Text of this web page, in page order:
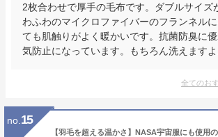
2枚合わせで厚手の毛布です。ダブルサイズ
わふわのマイクロファイバーのフランネル
ても肌触りがよく暖かいです。抗菌防臭に
気防止になっています。もちろん洗えますよ
全てのお
no. 15